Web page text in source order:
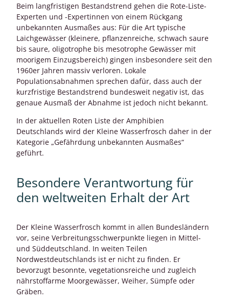
Beim langfristigen Bestandstrend gehen die Rote-Liste-
Experten und -Expertinnen von einem Rückgang
unbekannten Ausmaßes aus: Für die Art typische
Laichgewässer (kleinere, pflanzenreiche, schwach saure
bis saure, oligotrophe bis mesotrophe Gewässer mit
moorigem Einzugsbereich) gingen insbesondere seit den
1960er Jahren massiv verloren. Lokale
Populationsabnahmen sprechen dafür, dass auch der
kurzfristige Bestandstrend bundesweit negativ ist, das
genaue Ausmaß der Abnahme ist jedoch nicht bekannt.
In der aktuellen Roten Liste der Amphibien
Deutschlands wird der Kleine Wasserfrosch daher in der
Kategorie „Gefährdung unbekannten Ausmaßes“
geführt.
Besondere Verantwortung für
den weltweiten Erhalt der Art
Der Kleine Wasserfrosch kommt in allen Bundesländern
vor, seine Verbreitungsschwerpunkte liegen in Mittel-
und Süddeutschland. In weiten Teilen
Nordwestdeutschlands ist er nicht zu finden. Er
bevorzugt besonnte, vegetationsreiche und zugleich
nährstoffarme Moorgewässer, Weiher, Sümpfe oder
Gräben.